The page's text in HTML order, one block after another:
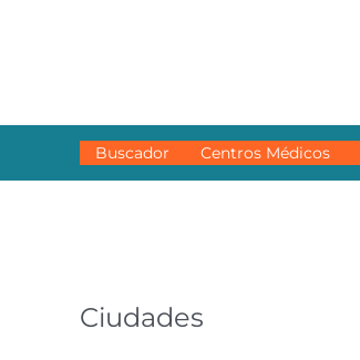
Buscador Centros Médicos
Ciudades